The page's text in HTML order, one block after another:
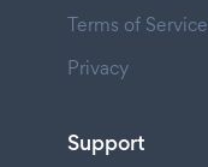
Terms of Service
Privacy
Support